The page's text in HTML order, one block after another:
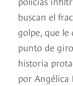
buscan el
golpe, que le
punto de
historia
por Angélica